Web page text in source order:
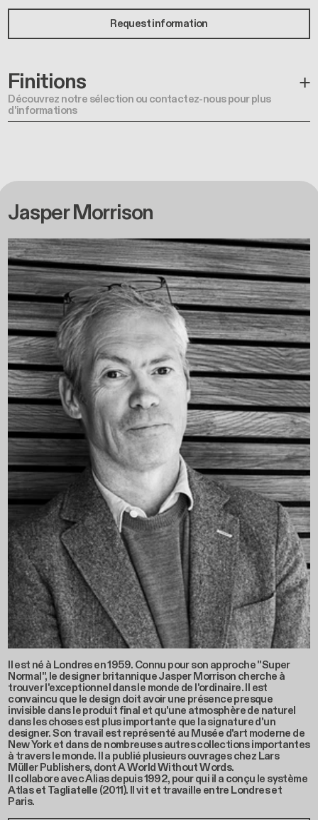
Request information
Finitions
Découvrez notre sélection ou contactez-nous pour plus
d'informations
Jasper Morrison
Il est né à Londres en 1959. Connu pour son approche "Super
Normal", le designer britannique Jasper Morrison cherche à
trouver l'exceptionnel dans le monde de l'ordinaire. Il est
convaincu que le design doit avoir une présence presque
invisible dans le produit final et qu'une atmosphère de naturel
dans les choses est plus importante que la signature d'un
designer. Son travail est représenté au Musée d'art moderne de
New York et dans de nombreuses autres collections importantes
à travers le monde. Il a publié plusieurs ouvrages chez Lars
Müller Publishers, dont A World Without Words.
Il collabore avec Alias depuis 1992, pour qui il a conçu le système
Atlas et Tagliatelle (2011). Il vit et travaille entre Londres et
Paris.